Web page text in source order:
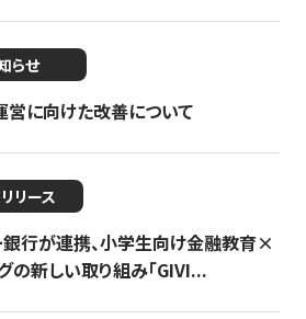
らせ
営に向けた改善について
リース
銀行が連携、小学生向け金融教育×
の新しい取り組み「GIVI...